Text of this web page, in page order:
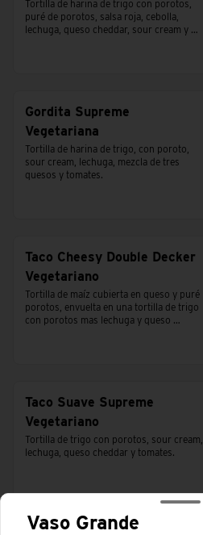
Tortilla de harina de trigo con porotos,
puré de porotos, salsa roja, cebolla,
lechuga, queso cheddar, sour cream y
Gordita Supreme
Vegetariana
Tortilla de harina de trigo, con poroto,
sour cream, lechuga, mezcla de tres
quesos y tomates.
Taco Cheesy Double Decker
Vegetariano
Tortilla de maíz cubierta en queso y puré
porotos, envuelta en una tortilla de trigo
con porotos mas lechuga y queso
Taco Suave Supreme
Vegetariano
Tortilla de trigo con porotos, sour cream,
lechuga, queso cheddar y tomates.
Vaso Grande